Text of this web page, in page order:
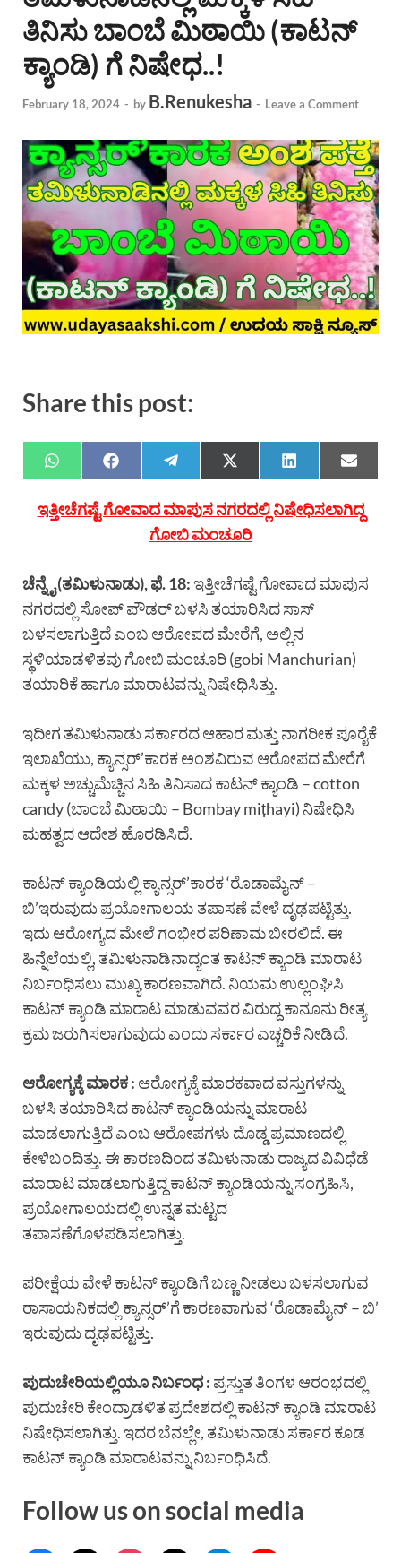
ತಿನಿಸು ಬಾಂಬೆ ಮಿಠಾಯಿ (ಕಾಟನ್
ಕ್ಯಾಂಡಿ) ಗೆ ನಿಷೇಧ..!
February 18, 2024 - by B.Renukesha - Leave a Comment
Share this post:
ಇತ್ತೀಚೆಗಷ್ಟೆ ಗೋವಾದ ಮಾಪುಸ ನಗರದಲ್ಲಿ ನಿಷೇಧಿಸಲಾಗಿದ್ದ
ಗೋಬಿ ಮಂಚೂರಿ
ಚೆನ್ನೈ (ತಮಿಳುನಾಡು), ಫೆ. 18:ಇತ್ತೀಚೆಗಷ್ಟೆ ಗೋವಾದ ಮಾಪುಸ
ನಗರದಲ್ಲಿ ಸೋಪ್ ಪೌಡರ್ ಬಳಸಿ ತಯಾರಿಸಿದ ಸಾಸ್
ಬಳಸಲಾಗುತ್ತಿದೆ ಎಂಬ ಆರೋಪದ ಮೇರೆಗೆ, ಅಲ್ಲಿನ
ಸ್ಥಳಿಯಾಡಳಿತವು ಗೋಬಿ ಮಂಚೂರಿ (gobi Manchurian)
ತಯಾರಿಕೆ ಹಾಗೂ ಮಾರಾಟವನ್ನು ನಿಷೇಧಿಸಿತ್ತು.
ಇದೀಗ ತಮಿಳುನಾಡು ಸರ್ಕಾರದ ಆಹಾರ ಮತ್ತು ನಾಗರೀಕ ಪೂರೈಕೆ
ಇಲಾಖೆಯು, ಕ್ಯಾನ್ಸರ್’ಕಾರಕ ಅಂಶವಿರುವ ಆರೋಪದ ಮೇರೆಗೆ
ಮಕ್ಕಳ ಅಚ್ಚುಮೆಚ್ಚಿನ ಸಿಹಿ ತಿನಿಸಾದ ಕಾಟನ್ ಕ್ಯಾಂಡಿ – cotton
candy (ಬಾಂಬೆ ಮಿಠಾಯಿ – Bombay miṭhayi) ನಿಷೇಧಿಸಿ
ಮಹತ್ವದ ಆದೇಶ ಹೊರಡಿಸಿದೆ.
ಕಾಟನ್ ಕ್ಯಾಂಡಿಯಲ್ಲಿ ಕ್ಯಾನ್ಸರ್’ಕಾರಕ ‘ರೊಡಾಮೈನ್ –
ಬಿ’ಇರುವುದು ಪ್ರಯೋಗಾಲಯ ತಪಾಸಣೆ ವೇಳೆ ದೃಢಪಟ್ಟಿತ್ತು.
ಇದು ಆರೋಗ್ಯದ ಮೇಲೆ ಗಂಭೀರ ಪರಿಣಾಮ ಬೀರಲಿದೆ. ಈ
ಹಿನ್ನೆಲೆಯಲ್ಲಿ, ತಮಿಳುನಾಡಿನಾದ್ಯಂತ ಕಾಟನ್ ಕ್ಯಾಂಡಿ ಮಾರಾಟ
ನಿರ್ಬಂಧಿಸಲು ಮುಖ್ಯ ಕಾರಣವಾಗಿದೆ. ನಿಯಮ ಉಲ್ಲಂಘಿಸಿ
ಕಾಟನ್ ಕ್ಯಾಂಡಿ ಮಾರಾಟ ಮಾಡುವವರ ವಿರುದ್ದ ಕಾನೂನು ರೀತ್ಯ
ಕ್ರಮ ಜರುಗಿಸಲಾಗುವುದು ಎಂದು ಸರ್ಕಾರ ಎಚ್ಚರಿಕೆ ನೀಡಿದೆ.
ಆರೋಗ್ಯಕ್ಕೆ ಮಾರಕ : ಆರೋಗ್ಯಕ್ಕೆ ಮಾರಕವಾದ ವಸ್ತುಗಳನ್ನು
ಬಳಸಿ ತಯಾರಿಸಿದ ಕಾಟನ್ ಕ್ಯಾಂಡಿಯನ್ನು ಮಾರಾಟ
ಮಾಡಲಾಗುತ್ತಿದೆ ಎಂಬ ಆರೋಪಗಳು ದೊಡ್ಡ ಪ್ರಮಾಣದಲ್ಲಿ
ಕೇಳಿಬಂದಿತ್ತು. ಈ ಕಾರಣದಿಂದ ತಮಿಳುನಾಡು ರಾಜ್ಯದ ವಿವಿಧೆಡೆ
ಮಾರಾಟ ಮಾಡಲಾಗುತ್ತಿದ್ದ ಕಾಟನ್ ಕ್ಯಾಂಡಿಯನ್ನು ಸಂಗ್ರಹಿಸಿ,
ಪ್ರಯೋಗಾಲಯದಲ್ಲಿ ಉನ್ನತ ಮಟ್ಟದ
ತಪಾಸಣೆಗೊಳಪಡಿಸಲಾಗಿತ್ತು.
ಪರೀಕ್ಷೆಯ ವೇಳೆ ಕಾಟನ್ ಕ್ಯಾಂಡಿಗೆ ಬಣ್ಣ ನೀಡಲು ಬಳಸಲಾಗುವ
ರಾಸಾಯನಿಕದಲ್ಲಿ ಕ್ಯಾನ್ಸರ್’ಗೆ ಕಾರಣವಾಗುವ ‘ರೊಡಾಮೈನ್ – ಬಿ’
ಇರುವುದು ದೃಢಪಟ್ಟಿತ್ತು.
ಪುದುಚೇರಿಯಲ್ಲಿಯೂ ನಿರ್ಬಂಧ : ಪ್ರಸ್ತುತ ತಿಂಗಳ ಆರಂಭದಲ್ಲಿ
ಪುದುಚೇರಿ ಕೇಂದ್ರಾಡಳಿತ ಪ್ರದೇಶದಲ್ಲಿ ಕಾಟನ್ ಕ್ಯಾಂಡಿ ಮಾರಾಟ
ನಿಷೇಧಿಸಲಾಗಿತ್ತು. ಇದರ ಬೆನಲ್ಲೇ, ತಮಿಳುನಾಡು ಸರ್ಕಾರ ಕೂಡ
ಕಾಟನ್ ಕ್ಯಾಂಡಿ ಮಾರಾಟವನ್ನು ನಿರ್ಬಂಧಿಸಿದೆ.
Follow us on social media